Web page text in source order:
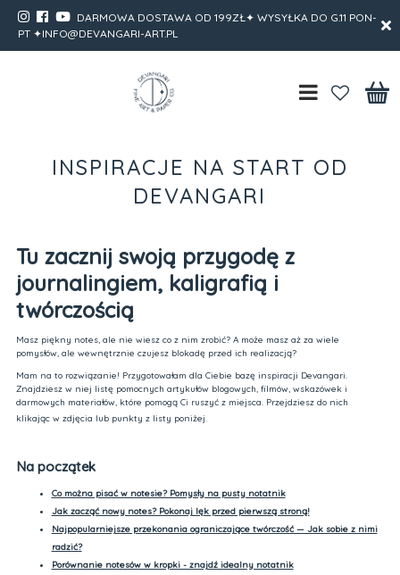
DARMOWA DOSTAWA OD 199ZŁ✦ WYSYŁKA DO G.11 PON-
PT ✦INFO@DEVANGARI-ART.PL
INSPIRACJE NA START OD
DEVANGARI
Tu zacznij swoją przygodę z
journalingiem, kaligrafią i
twórczością
Masz piękny notes, ale nie wiesz co z nim zrobić? A może masz aż za wiele
pomysłów, ale wewnętrznie czujesz blokadę przed ich realizacją?
Mam na to rozwiązanie! Przygotowałam dla Ciebie bazę inspiracji Devangari.
Znajdziesz w niej listę pomocnych artykułów blogowych, filmów, wskazówek i
darmowych materiałów, które pomogą Ci ruszyć z miejsca. Przejdziesz do nich
klikając w zdjęcia lub punkty z listy poniżej.
Na początek
Co można pisać w notesie? Pomysły na pusty notatnik
Jak zacząć nowy notes? Pokonaj lęk przed pierwszą stroną!
Najpopularniejsze przekonania ograniczające twórczość — Jak sobie z nimi
radzić?
Porównanie notesów w kropki - znajdź idealny notatnik